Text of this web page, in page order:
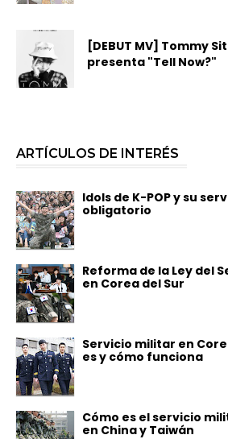
[DEBUT MV] Tommy
presenta "Tell Now?"
ARTÍCULOS DE INTERÉS
Idols de K-POP y su
obligatorio
Reforma de la Ley del
en Corea del Sur
Servicio militar en
es y cómo funciona
Cómo es el servicio
en China y Taiwán